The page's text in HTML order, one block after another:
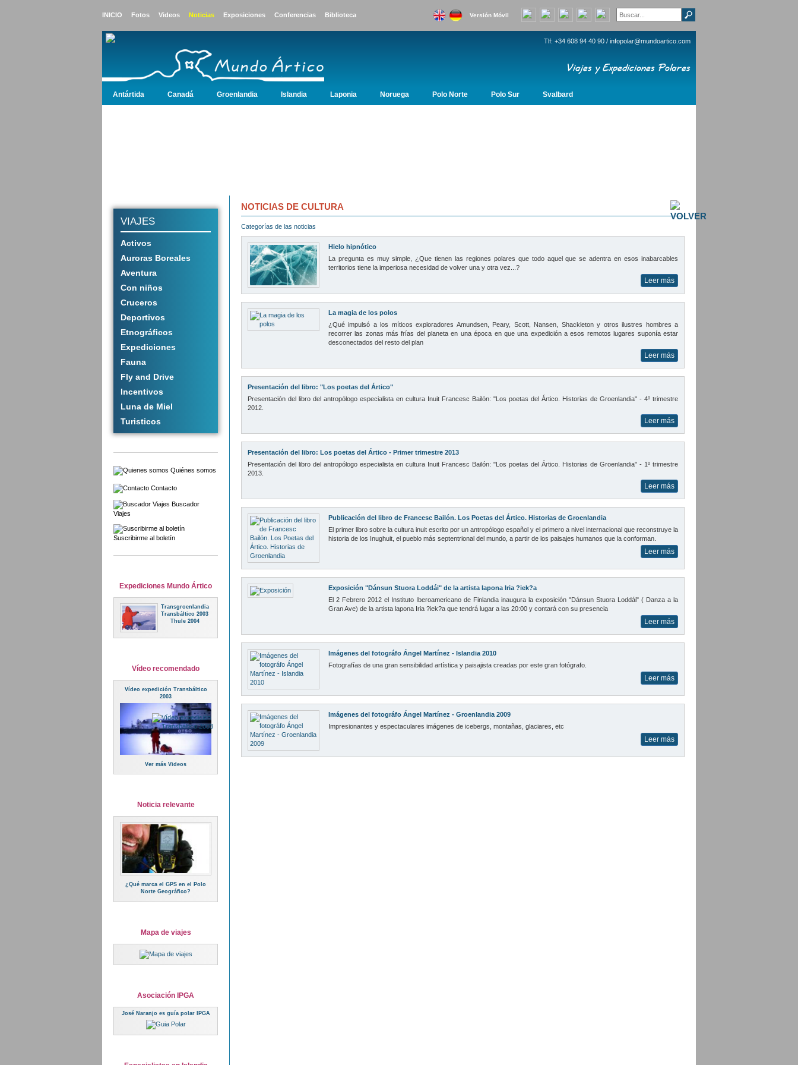
INICIO Fotos Videos Noticias Exposiciones Conferencias Biblioteca Versión Móvil
Tlf: +34 608 94 40 90 / infopolar@mundoartico.com
Antártida Canadá Groenlandia Islandia Laponia Noruega Polo Norte Polo Sur Svalbard
VIAJES
Activos
Auroras Boreales
Aventura
Con niños
Cruceros
Deportivos
Etnográficos
Expediciones
Fauna
Fly and Drive
Incentivos
Luna de Miel
Turisticos
Quiénes somos
Contacto
Buscador
Viajes
Suscribirme al boletín
Expediciones Mundo Ártico
Transgroenlandia
Transbáltico 2003
Thule 2004
Vídeo recomendado
Vídeo expedición Transbáltico
2003
Ver más Videos
Noticia relevante
¿Qué marca el GPS en el Polo
Norte Geográfico?
Mapa de viajes
Asociación IPGA
José Naranjo es guía polar IPGA
NOTICIAS DE CULTURA
Categorías de las noticias
Hielo hipnótico
La pregunta es muy simple, ¿Que tienen las regiones polares que todo aquel que se adentra en esos inabarcables
territorios tiene la imperiosa necesidad de volver una y otra vez...?
Leer más
La magia de los polos
¿Qué impulsó a los míticos exploradores Amundsen, Peary, Scott, Nansen, Shackleton y otros ilustres hombres a
recorrer las zonas más frías del planeta en una época en que una expedición a esos remotos lugares suponía estar
desconectados del resto del plan
Leer más
Presentación del libro: "Los poetas del Ártico"
Presentación del libro del antropólogo especialista en cultura Inuit Francesc Bailón: "Los poetas del Ártico. Historias de Groenlandia" - 4º trimestre
2012.
Leer más
Presentación del libro: Los poetas del Ártico - Primer trimestre 2013
Presentación del libro del antropólogo especialista en cultura Inuit Francesc Bailón: "Los poetas del Ártico. Historias de Groenlandia" - 1º trimestre
2013.
Leer más
Publicación del libro de Francesc Bailón. Los Poetas del Ártico. Historias de Groenlandia
El primer libro sobre la cultura inuit escrito por un antropólogo español y el primero a nivel internacional que reconstruye la
historia de los Inughuit, el pueblo más septentrional del mundo, a partir de los paisajes humanos que la conforman.
Leer más
Exposición "Dánsun Stuora Loddái" de la artista lapona Iria ?iek?a
El 2 Febrero 2012 el Instituto Iberoamericano de Finlandia inaugura la exposición "Dánsun Stuora Loddái" ( Danza a la
Gran Ave) de la artista lapona Iria ?iek?a que tendrá lugar a las 20:00 y contará con su presencia
Leer más
Imágenes del fotográfo Ángel Martínez - Islandia 2010
Fotografías de una gran sensibilidad artística y paisajista creadas por este gran fotógrafo.
Leer más
Imágenes del fotográfo Ángel Martínez - Groenlandia 2009
Impresionantes y espectaculares imágenes de icebergs, montañas, glaciares, etc
Leer más